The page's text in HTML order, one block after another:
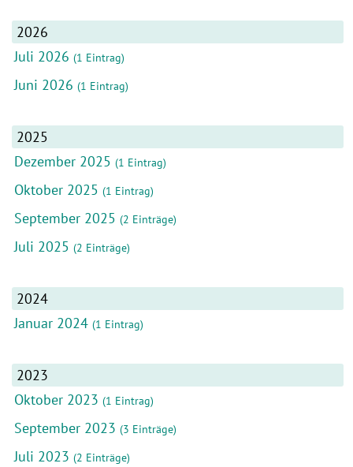
2026
Juli 2026 (1 Eintrag)
Juni 2026 (1 Eintrag)
2025
Dezember 2025 (1 Eintrag)
Oktober 2025 (1 Eintrag)
September 2025 (2 Einträge)
Juli 2025 (2 Einträge)
2024
Januar 2024 (1 Eintrag)
2023
Oktober 2023 (1 Eintrag)
September 2023 (3 Einträge)
Juli 2023 (2 Einträge)